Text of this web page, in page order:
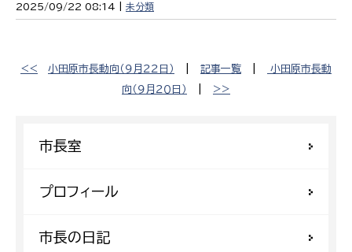
2025/09/22 08:14 | 未分類
<< 小田原市長動向（９月２２日） 記事一覧
小田原市長動
向（９月２０日）
>>
市長室
プロフィール
市長の日記